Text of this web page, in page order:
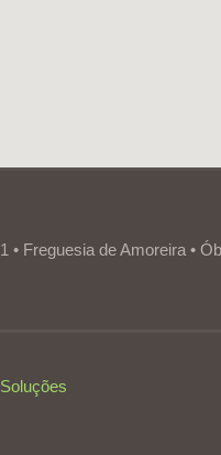
• Freguesia de Amoreira •